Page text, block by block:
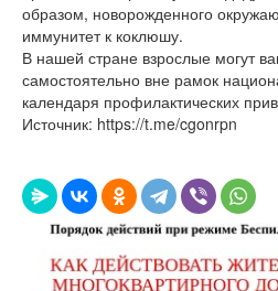
образом, новорожденного
иммунитет к коклюшу.
В нашей стране взрослые могут
самостоятельно вне рамок
календаря профилактических
Источник: https://t.me/cgonrpn